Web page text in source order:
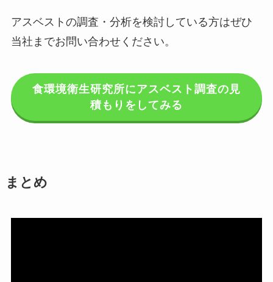
アスベストの調査・分析を検討している方はぜひ
当社までお問い合わせください。
食環境衛生研究所にアスベスト調査の見
積もりをしてみる
まとめ